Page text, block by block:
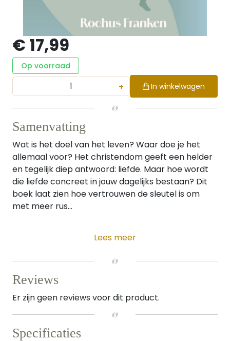
€ 17,99
Op voorraad
+ In winkelwagen
Samenvatting
Wat is het doel van het leven? Waar doe je het
allemaal voor? Het christendom geeft een helder
en tegelijk diep antwoord: liefde. Maar hoe wordt
die liefde concreet in jouw dagelijks bestaan? Dit
boek laat zien hoe vertrouwen de sleutel is om
met meer rus...
Lees meer
Reviews
Er zijn geen reviews voor dit product.
Specificaties